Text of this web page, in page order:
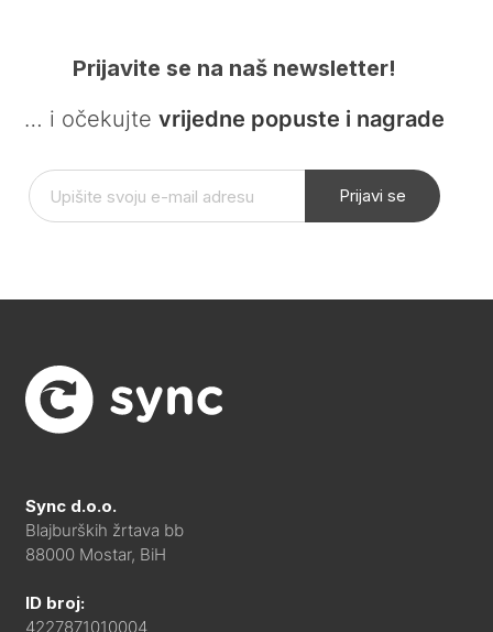
Prijavite se na naš newsletter!
… i očekujte vrijedne popuste i nagrade
Prijavi se
Sync d.o.o.
Blajburških žrtava bb
88000 Mostar, BiH
ID broj:
4227871010004